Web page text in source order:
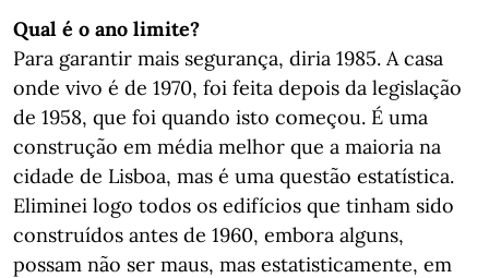
Qual é o ano limite?
Para garantir mais segurança, diria 1985. A casa
onde vivo é de 1970, foi feita depois da legislação
de 1958, que foi quando isto começou. É uma
construção em média melhor que a maioria na
cidade de Lisboa, mas é uma questão estatística.
Eliminei logo todos os edifícios que tinham sido
construídos antes de 1960, embora alguns,
possam não ser maus, mas estatisticamente, em